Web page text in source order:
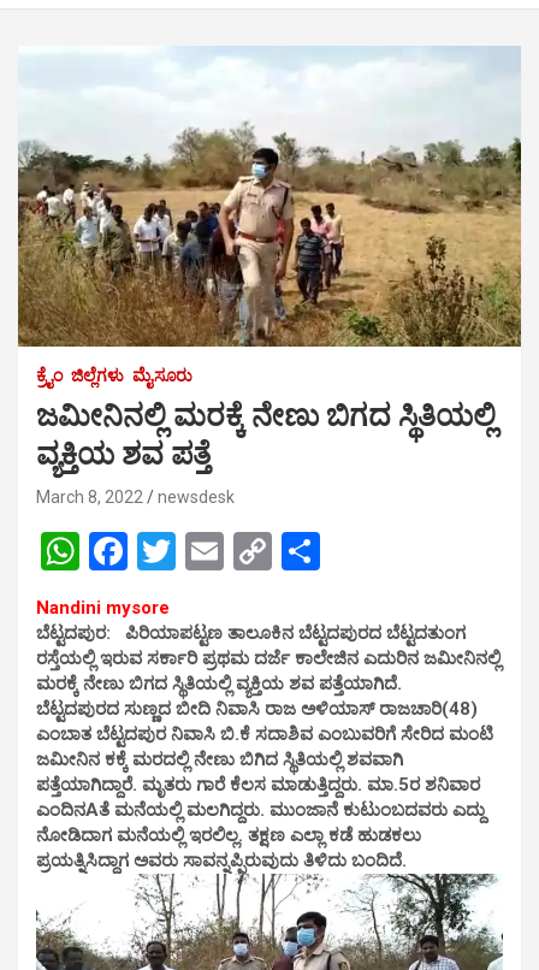
ಕ್ರೈಂ ಜಿಲ್ಲೆಗಳು ಮೈಸೂರು
ಜಮೀನಿನಲ್ಲಿ ಮರಕ್ಕೆ ನೇಣು ಬಿಗದ ಸ್ಥಿತಿಯಲ್ಲಿ
ವ್ಯಕ್ತಿಯ ಶವ ಪತ್ತೆ
March 8, 2022 newsdesk
W
h
at
s
A
p
p
F
ce
b
o
o
k
T
tt
er
E
ail
C
py
Li
n
k
ar
e
Nandini mysore
ಬೆಟ್ಟದಪುರ: ಪಿರಿಯಾಪಟ್ಟಣ ತಾಲೂಕಿನ ಬೆಟ್ಟದಪುರದ ಬೆಟ್ಟದತುಂಗ
ರಸ್ತೆಯಲ್ಲಿ ಇರುವ ಸರ್ಕಾರಿ ಪ್ರಥಮ ದರ್ಜೆ ಕಾಲೇಜಿನ ಎದುರಿನ ಜಮೀನಿನಲ್ಲಿ
ಮರಕ್ಕೆ ನೇಣು ಬಿಗದ ಸ್ಥಿತಿಯಲ್ಲಿ ವ್ಯಕ್ತಿಯ ಶವ ಪತ್ತೆಯಾಗಿದೆ.
ಬೆಟ್ಟದಪುರದ ಸುಣ್ಣದ ಬೀದಿ ನಿವಾಸಿ ರಾಜ ಅಳಿಯಾಸ್ ರಾಜಚಾರಿ(48)
ಎಂಬಾತ ಬೆಟ್ಟದಪುರ ನಿವಾಸಿ ಬಿ.ಕೆ ಸದಾಶಿವ ಎಂಬುವರಿಗೆ ಸೇರಿದ ಮಂಟಿ
ಜಮೀನಿನ ಕಕ್ಕೆ ಮರದಲ್ಲಿ ನೇಣು ಬಿಗಿದ ಸ್ಥಿತಿಯಲ್ಲಿ ಶವವಾಗಿ
ಪತ್ತೆಯಾಗಿದ್ದಾರೆ. ಮೃತರು ಗಾರೆ ಕೆಲಸ ಮಾಡುತ್ತಿದ್ದರು. ಮಾ.5ರ ಶನಿವಾರ
ಎಂದಿನAತೆ ಮನೆಯಲ್ಲಿ ಮಲಗಿದ್ದರು. ಮುಂಜಾನೆ ಕುಟುಂಬದವರು ಎದ್ದು
ನೋಡಿದಾಗ ಮನೆಯಲ್ಲಿ ಇರಲಿಲ್ಲ. ತಕ್ಷಣ ಎಲ್ಲಾ ಕಡೆ ಹುಡಕಲು
ಪ್ರಯತ್ನಿಸಿದ್ದಾಗ ಅವರು ಸಾವನ್ನಪ್ಪಿರುವುದು ತಿಳಿದು ಬಂದಿದೆ.